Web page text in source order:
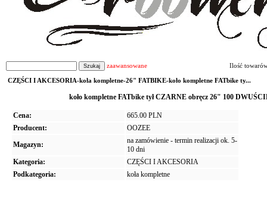
zaawansowane Ilość
CZĘŚCI I AKCESORIA-koła kompletne-26" FATBIKE-koło kompletne FATbike ty...
koło kompletne FATbike tył CZARNE obręcz 26" 100
Cena:
665.00 PLN
Producent:
OOZEE
Magazyn:
na zamówienie - termin realizacji ok. 5-
10 dni
Kategoria:
CZĘŚCI I AKCESORIA
Podkategoria:
koła kompletne